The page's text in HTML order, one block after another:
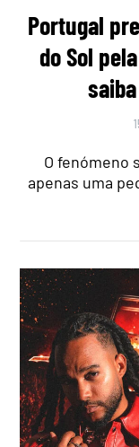
Portugal
do Sol
O fenómeno
apenas uma